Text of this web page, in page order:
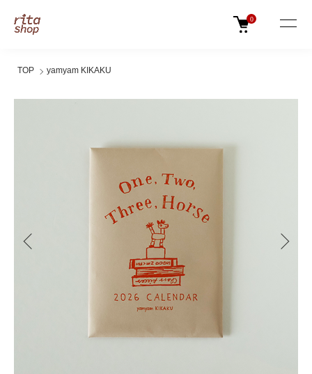
0
TOP yamyam KIKAKU